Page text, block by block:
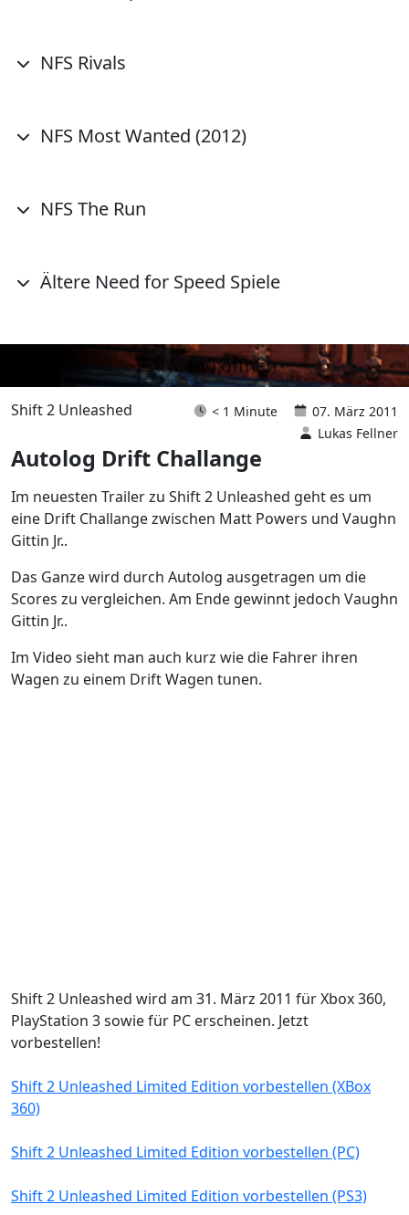
NFS Rivals
NFS Most Wanted (2012)
NFS The Run
Ältere Need for Speed Spiele
Menü öffnen
Shift 2 Unleashed < 1 Minute
07. März 2011
Lukas Fellner
Autolog Drift Challange
Im neuesten Trailer zu Shift 2 Unleashed geht es um
eine Drift Challange zwischen Matt Powers und Vaughn
Gittin Jr..
Das Ganze wird durch Autolog ausgetragen um die
Scores zu vergleichen. Am Ende gewinnt jedoch Vaughn
Gittin Jr..
Im Video sieht man auch kurz wie die Fahrer ihren
Wagen zu einem Drift Wagen tunen.
Shift 2 Unleashed wird am 31. März 2011 für Xbox 360,
PlayStation 3 sowie für PC erscheinen. Jetzt
vorbestellen!
Shift 2 Unleashed Limited Edition vorbestellen (XBox
360)
Shift 2 Unleashed Limited Edition vorbestellen (PC)
Shift 2 Unleashed Limited Edition vorbestellen (PS3)